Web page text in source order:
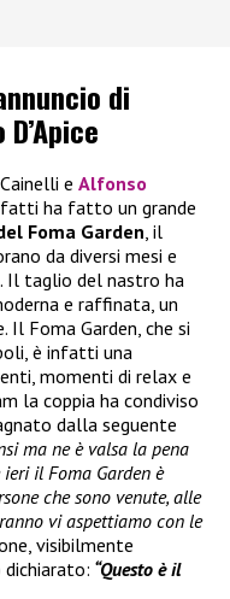
di
e Alfonso
ha fatto un grande
Foma Garden , il
da diversi mesi e
Il taglio del nastro ha
e raffinata, un
Foma Garden, che si
è infatti una
momenti di relax e
la coppia ha condiviso
dalla seguente
ma ne è valsa la pena
il Foma Garden è
che sono venute, alle
vi aspettiamo con le
visibilmente
dichiarato: “Questo è il